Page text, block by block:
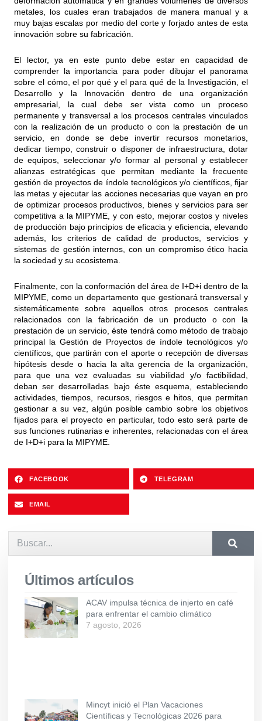
metales, los cuales eran trabajados de manera manual y a
muy bajas escalas por medio del corte y forjado antes de esta
innovación sobre su fabricación.
El lector, ya en este punto debe estar en capacidad de
comprender la importancia para poder dibujar el panorama
sobre el cómo, el por qué y el para qué de la Investigación, el
Desarrollo y la Innovación dentro de una organización
empresarial, la cual debe ser vista como un proceso
permanente y transversal a los procesos centrales vinculados
con la realización de un producto o con la prestación de un
servicio, en donde se debe invertir recursos monetarios,
dedicar tiempo, construir o disponer de infraestructura, dotar
de equipos, seleccionar y/o formar al personal y establecer
alianzas estratégicas que permitan mediante la frecuente
gestión de proyectos de índole tecnológicos y/o científicos, fijar
las metas y ejecutar las acciones necesarias que vayan en pro
de optimizar procesos productivos, bienes y servicios para ser
competitiva a la MIPYME, y con esto, mejorar costos y niveles
de producción bajo principios de eficacia y eficiencia, elevando
además, los criterios de calidad de productos, servicios y
sistemas de gestión internos, con un compromiso ético hacia
la sociedad y su ecosistema.
Finalmente, con la conformación del área de I+D+i dentro de la
MIPYME, como un departamento que gestionará transversal y
sistemáticamente sobre aquellos otros procesos centrales
relacionados con la fabricación de un producto o con la
prestación de un servicio, éste tendrá como método de trabajo
principal la Gestión de Proyectos de índole tecnológicos y/o
científicos, que partirán con el aporte o recepción de diversas
hipótesis desde o hacia la alta gerencia de la organización,
para que una vez evaluadas su viabilidad y/o factibilidad,
deban ser desarrolladas bajo éste esquema, estableciendo
actividades, tiempos, recursos, riesgos e hitos, que permitan
gestionar a su vez, algún posible cambio sobre los objetivos
fijados para el proyecto en particular, todo esto será parte de
sus funciones rutinarias e inherentes, relacionadas con el área
de I+D+i para la MIPYME.
FACEBOOK TELEGRAM
EMAIL
Últimos artículos
ACAV impulsa técnica de injerto en café
para enfrentar el cambio climático
7 agosto, 2026
Mincyt inició el Plan Vacaciones
Científicas y Tecnológicas 2026 para